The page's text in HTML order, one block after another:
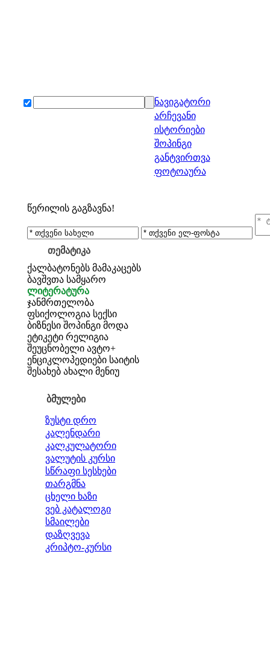
ნავიგატორი
არჩევანი
ისტორიები
შოპინგი
განტვირთვა
ფოტოაურა
წერილის გაგზავნა!
თემატიკა
ქალბატონებს მამაკაცებს
ბავშვთა სამყარო
ლიტერატურა
ჯანმრთელობა
ფსიქოლოგია სექსი
ბიზნესი შოპინგი მოდა
ეტიკეტი რელიგია
შეუცნობელი ავტო+
ენციკლოპედიები საიტის
შესახებ ახალი მენიუ
ბმულები
ზუსტი დრო
კალენდარი
კალკულატორი
ვალუტის კურსი
სწრაფი სესხები
თარგმნა
ცხელი ხაზი
ვებ კატალოგი
სმაილები
დაზღვევა
კრიპტო-კურსი